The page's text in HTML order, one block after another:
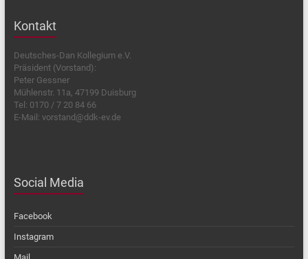
Kontakt
Deutsches-Dan Kollegium e.V.
Präsident (Vorstand):
Peter Gessner
Mühlenstr. 11a, 47199 Duisburg
Tel: 0170 / 7 20 84 66
E-Mail: vorstand@ddk-ev.de
Social Media
Facebook
Instagram